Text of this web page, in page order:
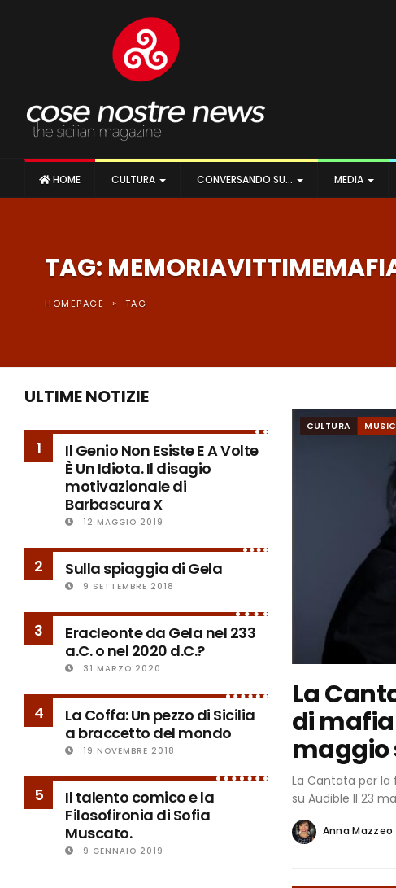
HOME CULTURA CONVERSANDO SU… MEDIA
TAG:
HOMEPAGE » TAG
ULTIME NOTIZIE
1
Il Genio Non Esiste E A Volte
È Un Idiota. Il disagio
motivazionale di
Barbascura X
12 MAGGIO 2019
2 Sulla spiaggia di Gela
9 SETTEMBRE 2018
3
Eracleonte da Gela nel 233
a.C. o nel 2020 d.C.?
31 MARZO 2020
4
La Coffa: Un pezzo di Sicilia
a braccetto del mondo
19 NOVEMBRE 2018
5
Il talento comico e la
Filosofironia di Sofia
Muscato.
9 GENNAIO 2019
CULTURA
La
di
maggio
La Cantata per
su Audible Il 23
Anna Mazzeo